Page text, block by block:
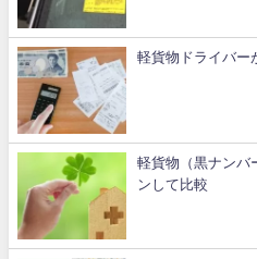
軽貨物ドライバー
軽貨物（黒ナンバ
ンして比較